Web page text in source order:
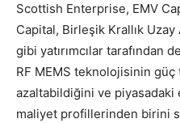
Scottish Enterprise, EMV
Capital, Birleşik Krallık Uzay
gibi yatırımcılar tarafından
RF MEMS teknolojisinin
azaltabildiğini ve piyasadaki
maliyet profillerinden birini